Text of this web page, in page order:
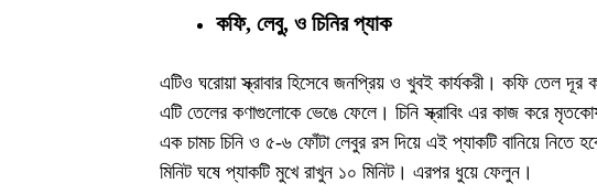
কফি, লেবু, ও চিনির প্যাক
এটিও ঘরোয়া স্ক্রাবার হিসেবে জনপ্রিয় ও খুবই কার্যকরী। কফি তেল
এটি তেলের কণাগুলোকে ভেঙে ফেলে। চিনি স্ক্রাবিং এর কাজ করে
এক চামচ চিনি ও ৫-৬ ফোঁটা লেবুর রস দিয়ে এই প্যাকটি বানিয়ে
মিনিট ঘষে প্যাকটি মুখে রাখুন ১০ মিনিট। এরপর ধুয়ে ফেলুন।